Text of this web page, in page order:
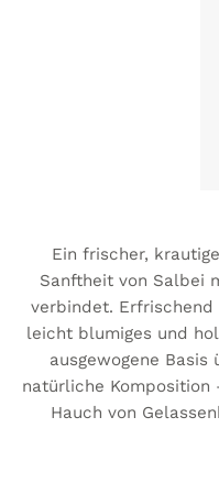
Ein frischer,
Sanftheit von Salbei
verbindet.
leicht blumiges und
ausgewogene Basis
natürliche
Hauch von